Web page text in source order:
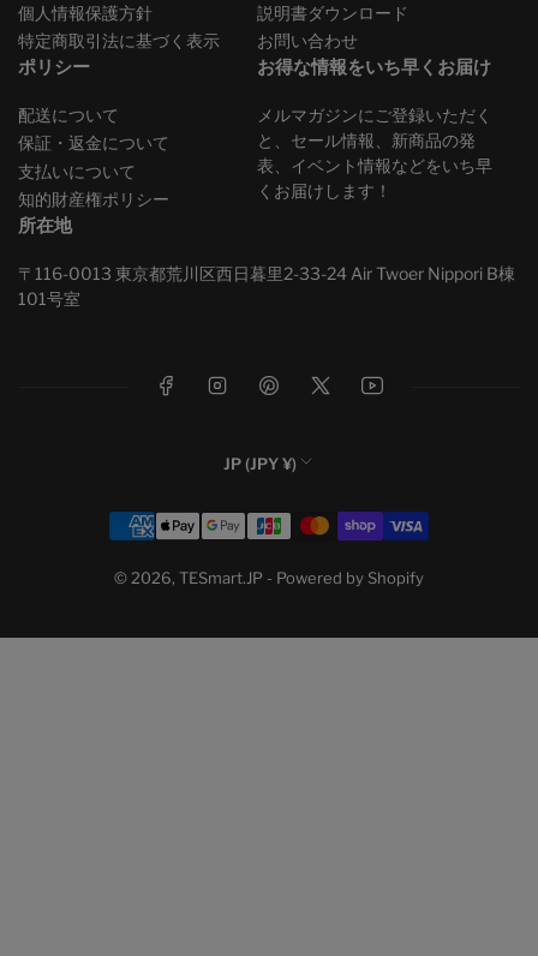
個人情報保護方針
特定商取引法に基づく表示
説明書ダウンロード
お問い合わせ
ポリシー
配送について
保証・返金について
支払いについて
知的財産権ポリシー
お得な情報をいち早くお届け
メルマガジンにご登録いただく
と、セール情報、新商品の発
表、イベント情報などをいち早
くお届けします！
所在地
〒116-0013 東京都荒川区西日暮里2-33-24 Air Twoer Nippori B棟
101号室
フェイスブック インスタグラム ピンタレスト X ユーチューブ
国
地
JP (JPY ¥)
© 2026, TESmart.JP - Powered by Shopify
お
支
い